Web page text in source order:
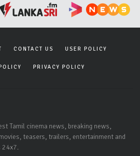
CONTACT US USER POLICY
PRIVACY POLICY
Tamil cinema news, breaking news,
teasers, trailers, entertainment and
24x7.